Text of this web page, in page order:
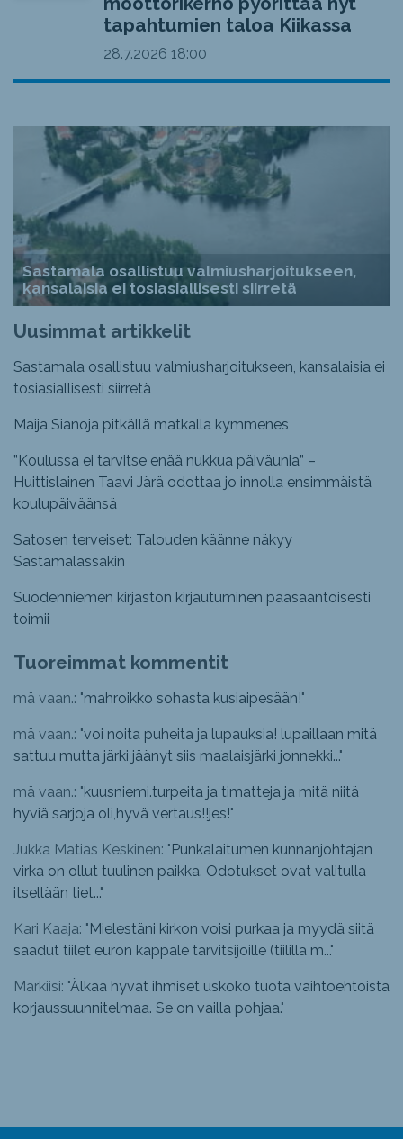
tapahtumien taloa Kiikassa
28.7.2026 18:00
Sastamala osallistuu valmiusharjoitukseen,
kansalaisia ei tosiasiallisesti siirretä
Uusimmat artikkelit
Sastamala osallistuu valmiusharjoitukseen, kansalaisia ei
tosiasiallisesti siirretä
Maija Sianoja pitkällä matkalla kymmenes
”Koulussa ei tarvitse enää nukkua päiväunia” –
Huittislainen Taavi Järä odottaa jo innolla ensimmäistä
koulupäiväänsä
Satosen terveiset: Talouden käänne näkyy
Sastamalassakin
Suodenniemen kirjaston kirjautuminen pääsääntöisesti
toimii
Tuoreimmat kommentit
mä vaan.: "mahroikko sohasta kusiaipesään!"
mä vaan.: "voi noita puheita ja lupauksia! lupaillaan mitä
sattuu mutta järki jäänyt siis maalaisjärki jonnekki..."
mä vaan.: "kuusniemi.turpeita ja timatteja ja mitä niitä
hyviä sarjoja oli,hyvä vertaus!!jes!"
Jukka Matias Keskinen: "Punkalaitumen kunnanjohtajan
virka on ollut tuulinen paikka. Odotukset ovat valitulla
itsellään tiet..."
Kari Kaaja: "Mielestäni kirkon voisi purkaa ja myydä siitä
saadut tiilet euron kappale tarvitsijoille (tiilillä m..."
Markiisi: "Älkää hyvät ihmiset uskoko tuota vaihtoehtoista
korjaussuunnitelmaa. Se on vailla pohjaa."